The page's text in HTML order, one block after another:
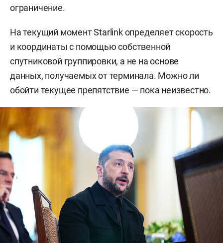
ограничение.
На текущий момент Starlink определяет скорость
и координаты с помощью собственной
спутниковой группировки, а не на основе
данных, получаемых от терминала. Можно ли
обойти текущее препятствие — пока неизвестно.